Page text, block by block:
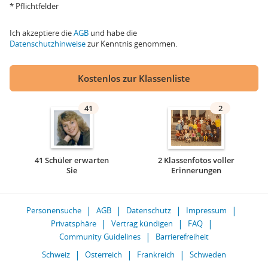
* Pflichtfelder
Ich akzeptiere dieAGB und habe die
Datenschutzhinweisezur Kenntnis genommen.
Kostenlos zur Klassenliste
41
41 Schüler erwarten
Sie
2
2 Klassenfotos voller
Erinnerungen
Personensuche AGB Datenschutz
Impressum
Privatsphäre
Vertrag kündigen
FAQ
Community Guidelines
Barrierefreiheit
Schweiz
Österreich Frankreich Schweden